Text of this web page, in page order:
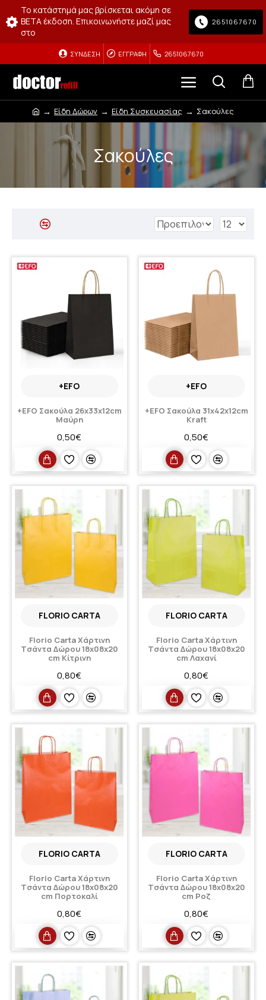
Το κατάστημά μας βρίσκεται ακόμη σε
BETA έκδοση. Επικοινωνήστε μαζί μας
στο
2651067670
ΣΎΝΔΕΣΗ ΕΓΓΡΑΦΉ 2651067670
Είδη Δώρων Είδη Συσκευασίας Σακούλες
Σακούλες
+EFO
+EFO Σακούλα 26x33x12cm
Μαύρη
0,50€
+EFO
+EFO Σακούλα 31x42x12cm
Kraft
0,50€
FLORIO CARTA
Florio Carta Xάρτινη
Tσάντα Δώρου 18x08x20
cm Κίτρινη
0,80€
FLORIO CARTA
Florio Carta Xάρτινη
Tσάντα Δώρου 18x08x20
cm Λαχανί
0,80€
FLORIO CARTA
Florio Carta Xάρτινη
Tσάντα Δώρου 18x08x20
cm Πορτοκαλί
0,80€
FLORIO CARTA
Florio Carta Xάρτινη
Tσάντα Δώρου 18x08x20
cm Ροζ
0,80€